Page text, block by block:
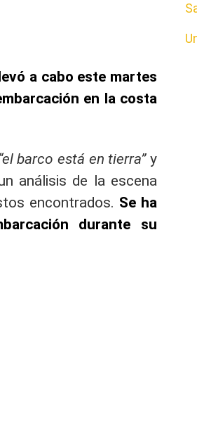
a cabo este martes
en la costa
“el barco está en tierra”y
análisis de la escena
encontrados. Se ha
durante su